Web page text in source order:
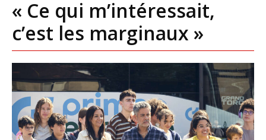
« Ce qui m’intéressait,
c’est les marginaux »